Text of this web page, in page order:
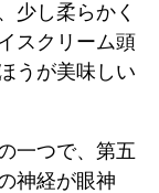
少し柔らかく
スクリーム頭
うが美味しい
一つで、第五
神経が眼神